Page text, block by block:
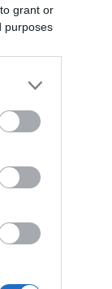
grant or
purposes